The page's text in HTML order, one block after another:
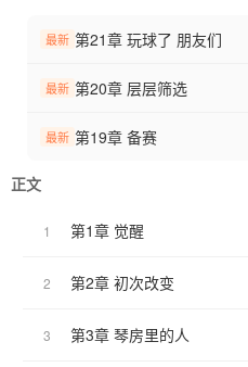
最新 第21章 玩球了 朋友们
最新 第20章 层层筛选
最新 第19章 备赛
正文
1 第1章 觉醒
2 第2章 初次改变
3 第3章 琴房里的人